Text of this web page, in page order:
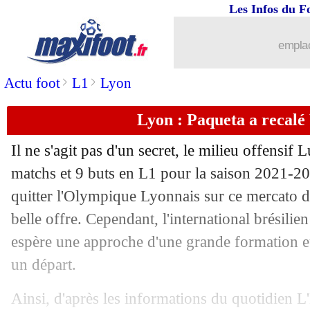
Actu foot> L1 > Lyon
Les Infos du
Lyon : Paqueta a recalé
Il ne s'agit pas d'un secret, le milieu offensif
matchs et 9 buts en L1 pour la saison 2021-
quitter l'Olympique Lyonnais sur ce mercato
belle offre. Cependant, l'international
espère une approche d'une grande formation
un départ.
Ainsi, d'après les informations du quotidien
: Galtier, son bel hommage pour
04/08 Bayern: De Ligt et Mané, M.
: le mercato, les attentes de
04/08 Barça: Azpilicueta bloqué par
04/08 PSG : Galtier confirme l'arrivée de
04/08 OM : Veretout, un transfert sec à 15,5
04/08 Barça: la Juve insiste pour Depay
Lyon: 20 M€ espérés pour Aouar